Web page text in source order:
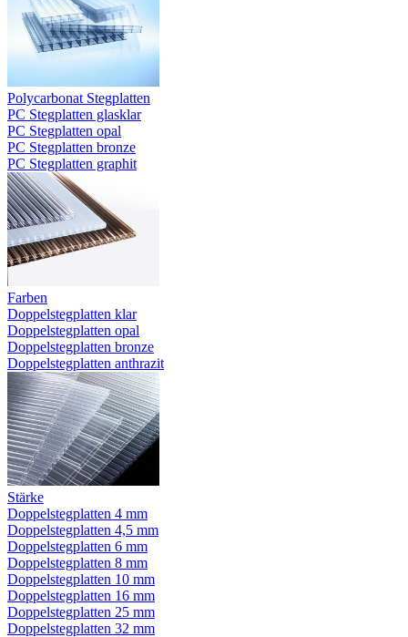
Polycarbonat Stegplatten
PC Stegplatten glasklar
PC Stegplatten opal
PC Stegplatten bronze
PC Stegplatten graphit
Farben
Doppelstegplatten klar
Doppelstegplatten opal
Doppelstegplatten bronze
Doppelstegplatten anthrazit
Stärke
Doppelstegplatten 4 mm
Doppelstegplatten 4,5 mm
Doppelstegplatten 6 mm
Doppelstegplatten 8 mm
Doppelstegplatten 10 mm
Doppelstegplatten 16 mm
Doppelstegplatten 25 mm
Doppelstegplatten 32 mm